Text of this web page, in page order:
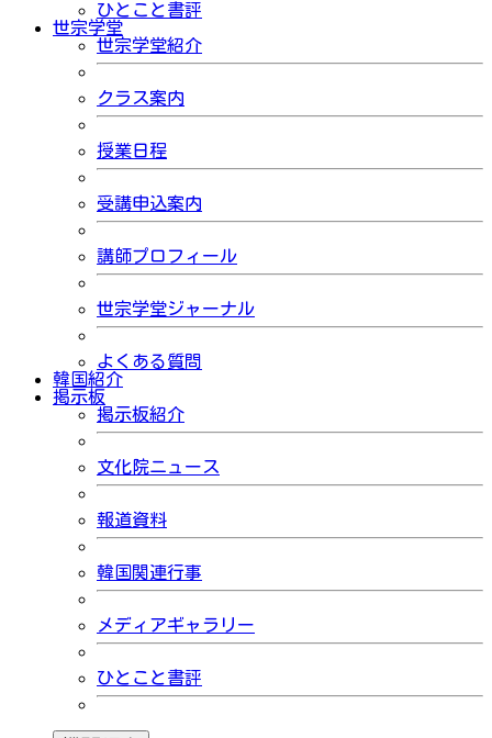
ひとこと書評
世宗学堂
世宗学堂紹介
クラス案内
授業日程
受講申込案内
講師プロフィール
世宗学堂ジャーナル
よくある質問
韓国紹介
掲示板
掲示板紹介
文化院ニュース
報道資料
韓国関連行事
メディアギャラリー
ひとこと書評